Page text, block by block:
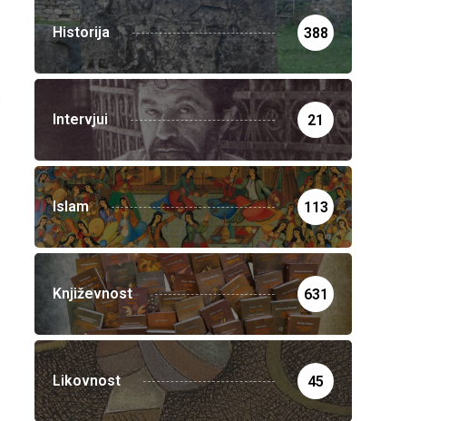
Historija 388
Intervjui 21
Islam 113
Književnost 631
Likovnost 45